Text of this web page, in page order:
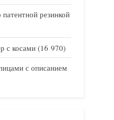
резинкой
с косами (16 970)
с описанием